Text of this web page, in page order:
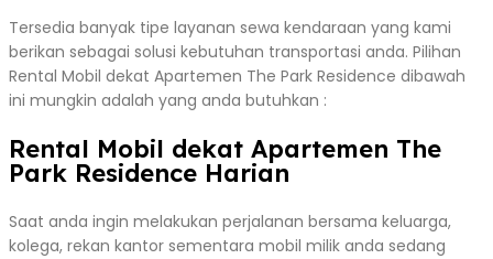
Tersedia banyak tipe layanan sewa kendaraan yang kami
berikan sebagai solusi kebutuhan transportasi anda. Pilihan
Rental Mobil dekat Apartemen The Park Residence dibawah
ini mungkin adalah yang anda butuhkan :
Rental Mobil dekat Apartemen The
Park Residence Harian
Saat anda ingin melakukan perjalanan bersama keluarga,
kolega, rekan kantor sementara mobil milik anda sedang